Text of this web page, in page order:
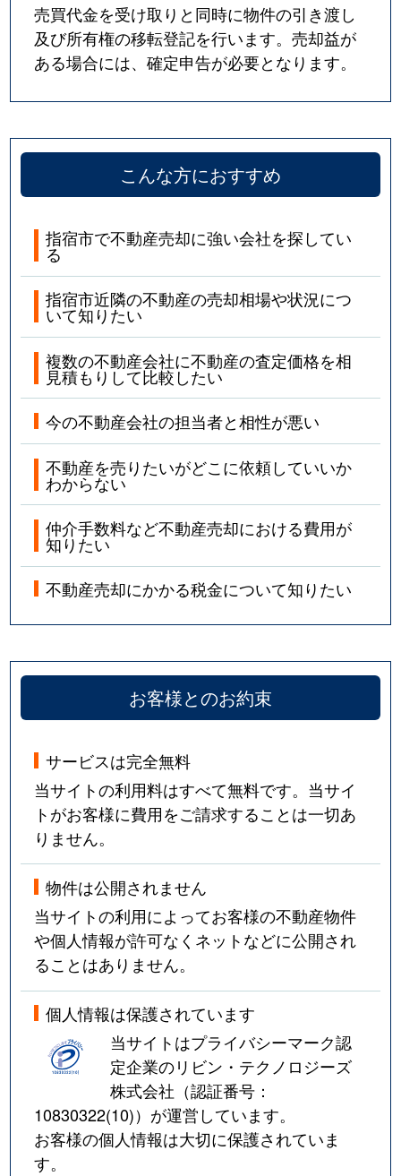
売買代金を受け取りと同時に物件の引き渡し
及び所有権の移転登記を行います。売却益が
ある場合には、確定申告が必要となります。
こんな方におすすめ
指宿市で不動産売却に強い会社を探してい
る
指宿市近隣の不動産の売却相場や状況につ
いて知りたい
複数の不動産会社に不動産の査定価格を相
見積もりして比較したい
今の不動産会社の担当者と相性が悪い
不動産を売りたいがどこに依頼していいか
わからない
仲介手数料など不動産売却における費用が
知りたい
不動産売却にかかる税金について知りたい
お客様とのお約束
サービスは完全無料
当サイトの利用料はすべて無料です。当サイ
トがお客様に費用をご請求することは一切あ
りません。
物件は公開されません
当サイトの利用によってお客様の不動産物件
や個人情報が許可なくネットなどに公開され
ることはありません。
個人情報は保護されています
当サイトはプライバシーマーク認
定企業のリビン・テクノロジーズ
株式会社（認証番号：
10830322(10)）が運営しています。
お客様の個人情報は大切に保護されていま
す。